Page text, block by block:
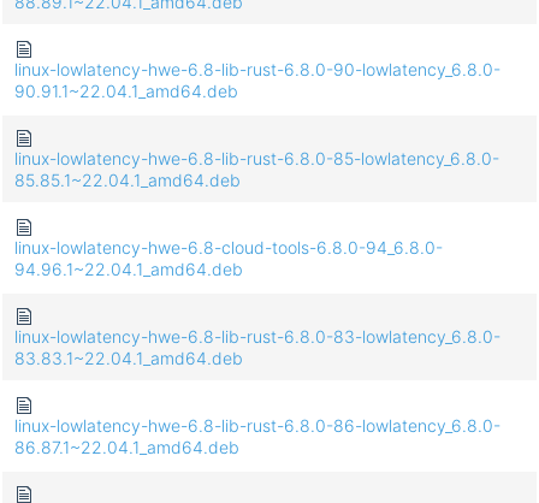
linux-lowlatency-hwe-6.8-lib-rust-6.8.0-90-lowlatency_6.8.0-
90.91.1~22.04.1_amd64.deb
linux-lowlatency-hwe-6.8-lib-rust-6.8.0-85-lowlatency_6.8.0-
85.85.1~22.04.1_amd64.deb
linux-lowlatency-hwe-6.8-cloud-tools-6.8.0-94_6.8.0-
94.96.1~22.04.1_amd64.deb
linux-lowlatency-hwe-6.8-lib-rust-6.8.0-83-lowlatency_6.8.0-
83.83.1~22.04.1_amd64.deb
linux-lowlatency-hwe-6.8-lib-rust-6.8.0-86-lowlatency_6.8.0-
86.87.1~22.04.1_amd64.deb